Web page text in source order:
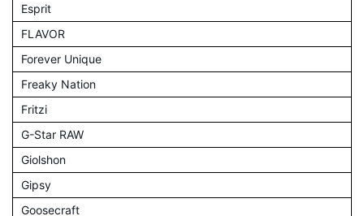
Esprit
FLAVOR
Forever Unique
Freaky Nation
Fritzi
G-Star RAW
Giolshon
Gipsy
Goosecraft